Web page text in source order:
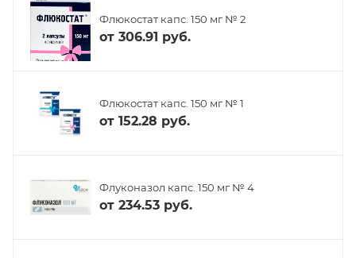
Флюкостат капс. 150 мг № 2
от 306.91 руб.
Флюкостат капс. 150 мг № 1
от 152.28 руб.
Флуконазол капс. 150 мг № 4
от 234.53 руб.